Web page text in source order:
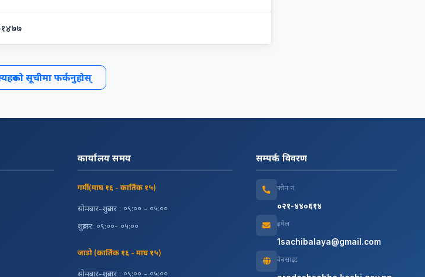
सूचीमा फर्कनुहोस्
कार्यालय समय
गर्मी (माघ १६ - कार्तिक १५)
सोमबार-शुक्रबार : ०९:०० - ०५:००
शुक्रबार: ०९:००- ०५:००
जाडो (कार्तिक १६ - माघ १५)
सोमबार-शुक्रबार : ०९:०० - ०५:००
सम्पर्क विवरण
फोन नं.
०२१-४४०६१४
इमेल
1sachibalaya@gmail.com
वेबसाइट